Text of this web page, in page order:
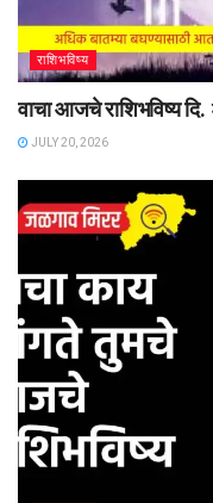
राशिभविष्य
वाचा आजचे राशिभविष्य
JULY 20, 2026